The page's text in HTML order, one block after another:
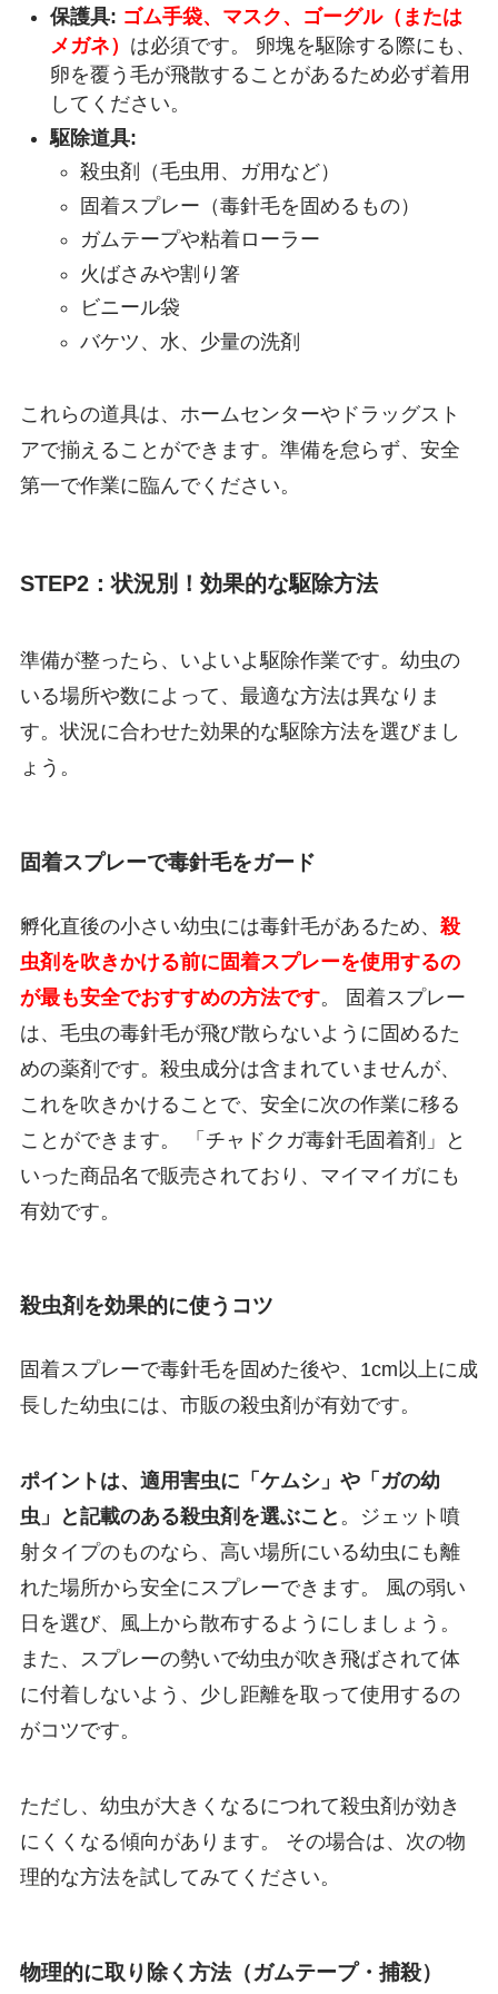
保護具: ゴム手袋、マスク、ゴーグル（または
メガネ） は必須です。 卵塊を駆除する際にも、
卵を覆う毛が飛散することがあるため必ず着用
してください。
駆除道具:
殺虫剤（毛虫用、ガ用など）
固着スプレー（毒針毛を固めるもの）
ガムテープや粘着ローラー
火ばさみや割り箸
ビニール袋
バケツ、水、少量の洗剤
これらの道具は、ホームセンターやドラッグスト
アで揃えることができます。準備を怠らず、安全
第一で作業に臨んでください。
STEP2：状況別！効果的な駆除方法
準備が整ったら、いよいよ駆除作業です。幼虫の
いる場所や数によって、最適な方法は異なりま
す。状況に合わせた効果的な駆除方法を選びまし
ょう。
固着スプレーで毒針毛をガード
孵化直後の小さい幼虫には毒針毛があるため、 殺
虫剤を吹きかける前に固着スプレーを使用するの
が最も安全でおすすめの方法です。 固着スプレー
は、毛虫の毒針毛が飛び散らないように固めるた
めの薬剤です。殺虫成分は含まれていませんが、
これを吹きかけることで、安全に次の作業に移る
ことができます。 「チャドクガ毒針毛固着剤」と
いった商品名で販売されており、マイマイガにも
有効です。
殺虫剤を効果的に使うコツ
固着スプレーで毒針毛を固めた後や、1cm以上に成
長した幼虫には、市販の殺虫剤が有効です。
ポイントは、適用害虫に「ケムシ」や「ガの幼
虫」と記載のある殺虫剤を選ぶこと 。ジェット噴
射タイプのものなら、高い場所にいる幼虫にも離
れた場所から安全にスプレーできます。 風の弱い
日を選び、風上から散布するようにしましょう。
また、スプレーの勢いで幼虫が吹き飛ばされて体
に付着しないよう、少し距離を取って使用するの
がコツです。
ただし、幼虫が大きくなるにつれて殺虫剤が効き
にくくなる傾向があります。 その場合は、次の物
理的な方法を試してみてください。
物理的に取り除く方法（ガムテープ・捕殺）